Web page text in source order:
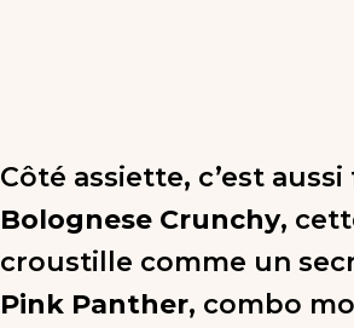
Côté assiette, c’est
Bolognese Crunchy,
croustille comme un
Pink Panther, combo